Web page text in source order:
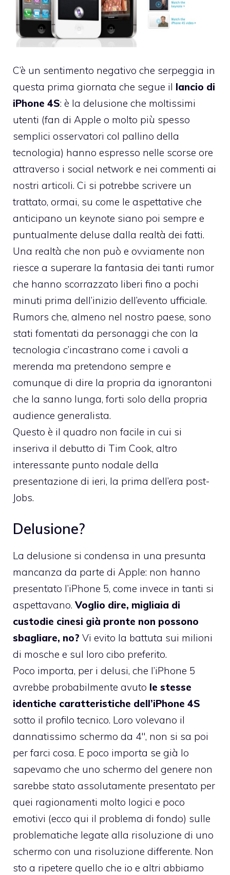
C’è un sentimento negativo che serpeggia in
questa prima giornata che segue il lancio di
iPhone 4S: è la delusione che moltissimi
utenti (fan di Apple o molto più spesso
semplici osservatori col pallino della
tecnologia) hanno espresso nelle scorse ore
attraverso i social network e nei commenti ai
nostri articoli. Ci si potrebbe scrivere un
trattato, ormai, su come le aspettative che
anticipano un keynote siano poi sempre e
puntualmente deluse dalla realtà dei fatti.
Una realtà che non può e ovviamente non
riesce a superare la fantasia dei tanti rumor
che hanno scorrazzato liberi fino a pochi
minuti prima dell’inizio dell’evento ufficiale.
Rumors che, almeno nel nostro paese, sono
stati fomentati da personaggi che con la
tecnologia c’incastrano come i cavoli a
merenda ma pretendono sempre e
comunque di dire la propria da ignorantoni
che la sanno lunga, forti solo della propria
audience generalista.
Questo è il quadro non facile in cui si
inseriva il debutto di Tim Cook, altro
interessante punto nodale della
presentazione di ieri, la prima dell’era post-
Jobs.
Delusione?
La delusione si condensa in una presunta
mancanza da parte di Apple: non hanno
presentato l’iPhone 5, come invece in tanti si
aspettavano.Voglio dire, migliaia di
custodie cinesi già pronte non possono
sbagliare, no? Vi evito la battuta sui milioni
di mosche e sul loro cibo preferito.
Poco importa, per i delusi, che l’iPhone 5
avrebbe probabilmente avuto le stesse
identiche caratteristiche dell’iPhone 4S
sotto il profilo tecnico. Loro volevano il
dannatissimo schermo da 4″, non si sa poi
per farci cosa. E poco importa se già lo
sapevamo che uno schermo del genere non
sarebbe stato assolutamente presentato per
quei ragionamenti molto logici e poco
emotivi (ecco qui il problema di fondo) sulle
problematiche legate alla risoluzione di uno
schermo con una risoluzione differente. Non
sto a ripetere quello che io e altri abbiamo